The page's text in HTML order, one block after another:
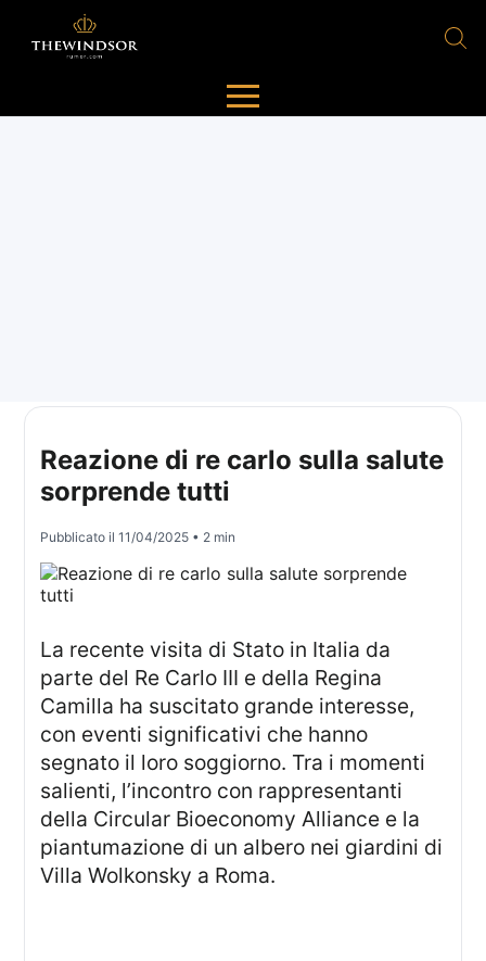
Reazione di re carlo sulla salute
sorprende tutti
Pubblicato il11/04/2025 • 2 min
La recente visita di Stato in Italia da
parte del Re Carlo III e della Regina
Camilla ha suscitato grande interesse,
con eventi significativi che hanno
segnato il loro soggiorno. Tra i momenti
salienti, l’incontro con rappresentanti
della Circular Bioeconomy Alliance e la
piantumazione di un albero nei giardini di
Villa Wolkonsky a Roma.